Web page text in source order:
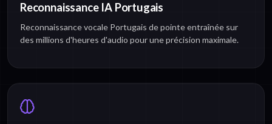
Reconnaissance IA Portugais
Reconnaissance vocale Portugais de pointe entraînée sur
des millions d'heures d'audio pour une précision maximale.